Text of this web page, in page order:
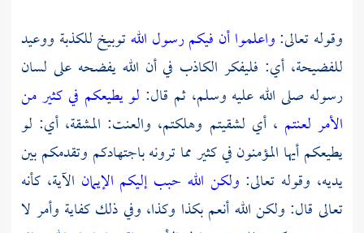
وقوله تعالى:واعلموا أن فيكم رسول اللهتوبيخ للكذبة ووعيد
للفضيحة، أي: فليفكر الكاذب في أن الله يفضحه على لسان
رسوله صلى الله عليه وسلم، ثم قال: لو يطيعكم في كثير من
الأمر لعنتم ، أي لشقيتم وهلكتم، والعنت: المشقة، أي: لو
يطيعكم أيها المؤمنون في كثير مما ترونه باجتهادكم وتقدمكم بين
يديه، وقوله تعالى: ولكن الله حبب إليكم الإيمان الآية، كأنه
تعالى قال: ولكن الله أنعم بكذا وكذا، وفي ذلك كفاية وأمر لا